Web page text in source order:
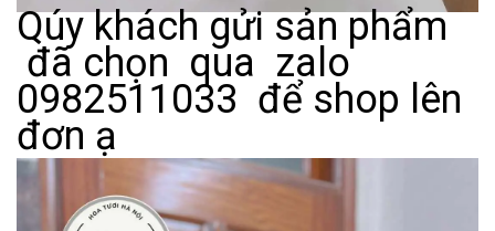
Qúy khách gửi sản phẩm
đã chọn qua zalo
0982511033 để shop lên
đơn ạ